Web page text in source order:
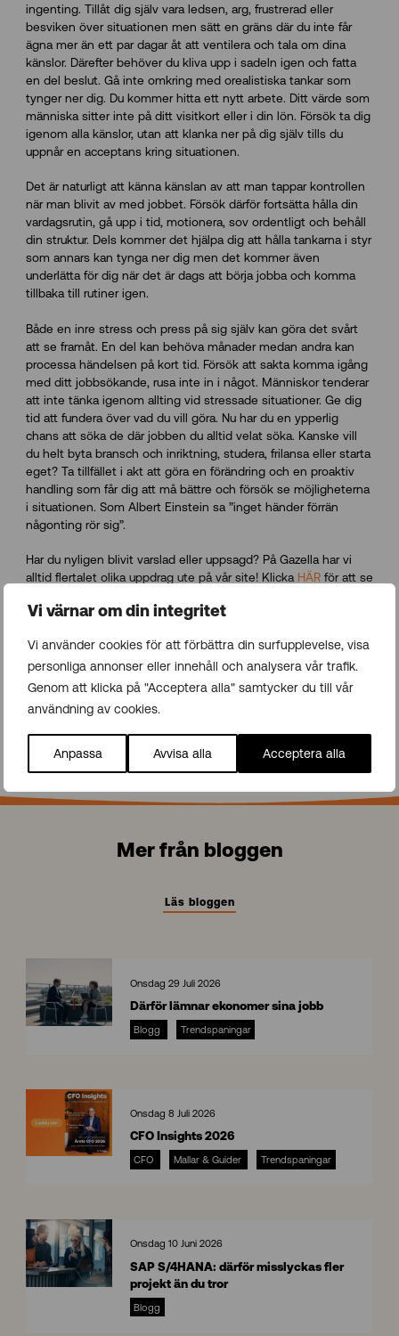
Vi värnar om din integritet
Vi använder cookies för att förbättra din surfupplevelse, visa
personliga annonser eller innehåll och analysera vår trafik.
Genom att klicka på "Acceptera alla" samtycker du till vår
användning av cookies.
Anpassa Avvisa alla Acceptera alla
ingenting. Tillåt dig själv vara ledsen, arg, frustrerad eller
besviken över situationen men sätt en gräns där du inte får
ägna mer än ett par dagar åt att ventilera och tala om dina
känslor. Därefter behöver du kliva upp i sadeln igen och fatta
en del beslut. Gå inte omkring med orealistiska tankar som
tynger ner dig. Du kommer hitta ett nytt arbete. Ditt värde som
människa sitter inte på ditt visitkort eller i din lön. Försök ta dig
igenom alla känslor, utan att klanka ner på dig själv tills du
uppnår en acceptans kring situationen.
Det är naturligt att känna känslan av att man tappar kontrollen
när man blivit av med jobbet. Försök därför fortsätta hålla din
vardagsrutin, gå upp i tid, motionera, sov ordentligt och behåll
din struktur. Dels kommer det hjälpa dig att hålla tankarna i styr
som annars kan tynga ner dig men det kommer även
underlätta för dig när det är dags att börja jobba och komma
tillbaka till rutiner igen.
Både en inre stress och press på sig själv kan göra det svårt
att se framåt. En del kan behöva månader medan andra kan
processa händelsen på kort tid. Försök att sakta komma igång
med ditt jobbsökande, rusa inte in i något. Människor tenderar
att inte tänka igenom allting vid stressade situationer. Ge dig
tid att fundera över vad du vill göra. Nu har du en ypperlig
chans att söka de där jobben du alltid velat söka. Kanske vill
du helt byta bransch och inriktning, studera, frilansa eller starta
eget? Ta tillfället i akt att göra en förändring och en proaktiv
handling som får dig att må bättre och försök se möjligheterna
i situationen. Som Albert Einstein sa ”inget händer förrän
någonting rör sig”.
Har du nyligen blivit varslad eller uppsagd? På Gazella har vi
alltid flertalet olika uppdrag ute på vår site! Klicka HÄRför att se
jobbintervju, så förbereder du dig.
Källa: Utforskasinnet.seartikel
Mer från bloggen
Läs bloggen
Onsdag 29 Juli 2026
Därför lämnar ekonomer sina jobb
Blogg Trendspaningar
I
s
i
g
Onsdag 8 Juli 2026
CFO Insights 2026
CFO Mallar & Guider Trendspaningar
Onsdag 10 Juni 2026
SAP S/4HANA: därför misslyckas fler
projekt än du tror
Blogg